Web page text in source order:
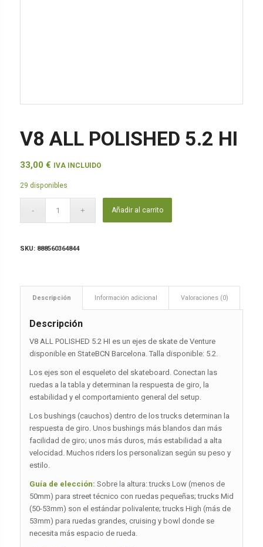
V8 ALL POLISHED 5.2 HI
33,00 € IVA INCLUIDO
29 disponibles
Añadir al carrito
SKU: 888560364844
Descripción Información adicional Valoraciones (0)
Descripción
V8 ALL POLISHED 5.2 HI es un ejes de skate de Venture
disponible en StateBCN Barcelona. Talla disponible: 5.2.
Los ejes son el esqueleto del skateboard. Conectan las
ruedas a la tabla y determinan la respuesta de giro, la
estabilidad y el comportamiento general del setup.
Los bushings (cauchos) dentro de los trucks determinan la
respuesta de giro. Unos bushings más blandos dan más
facilidad de giro; unos más duros, más estabilidad a alta
velocidad. Muchos riders los personalizan según su peso y
estilo.
Guía de elección: Sobre la altura: trucks Low (menos de
50mm) para street técnico con ruedas pequeñas; trucks Mid
(50-53mm) son el estándar polivalente; trucks High (más de
53mm) para ruedas grandes, cruising y bowl donde se
necesita más espacio de rueda.